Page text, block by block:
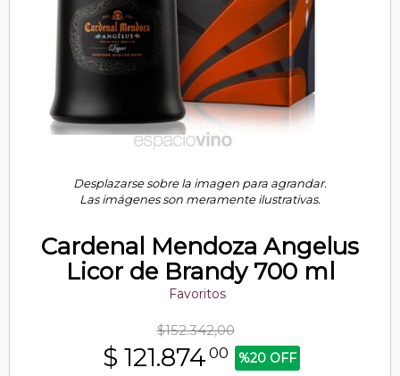
Desplazarse sobre la imagen para agrandar.
Las imágenes son meramente ilustrativas.
Cardenal Mendoza Angelus
Licor de Brandy 700 ml
Favoritos
$152.342,00
$ 121.874 00 %20 OFF